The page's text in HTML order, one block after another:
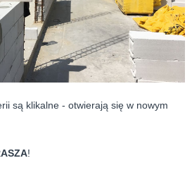
są klikalne - otwierają się w nowym
!